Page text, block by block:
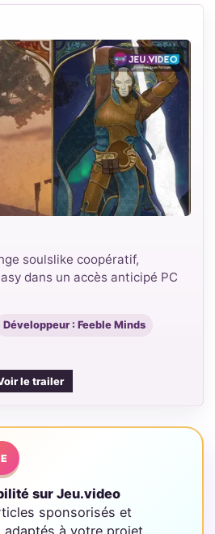
soulslike coopératif,
dans un accès anticipé PC
Développeur : Feeble Minds
le trailer
sur Jeu.video
sponsorisés et